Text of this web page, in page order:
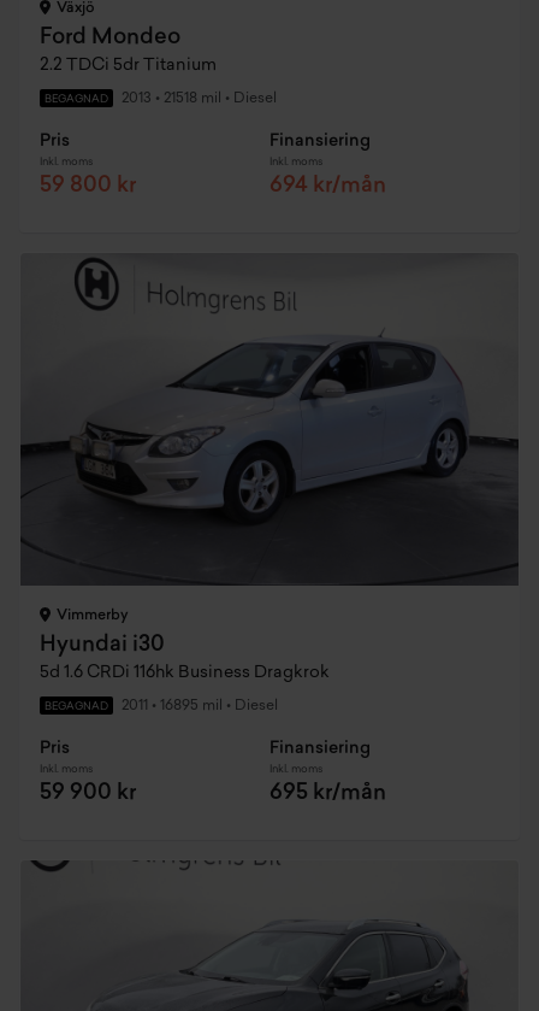
Växjö
Ford Mondeo
2.2 TDCi 5dr Titanium
BEGAGNAD 2013 • 21518 mil • Diesel
Pris
Inkl. moms
59 800 kr
Finansiering
Inkl. moms
694 kr/mån
Vimmerby
Hyundai i30
5d 1.6 CRDi 116hk Business Dragkrok
BEGAGNAD 2011 • 16895 mil • Diesel
Pris
Inkl. moms
59 900 kr
Finansiering
Inkl. moms
695 kr/mån